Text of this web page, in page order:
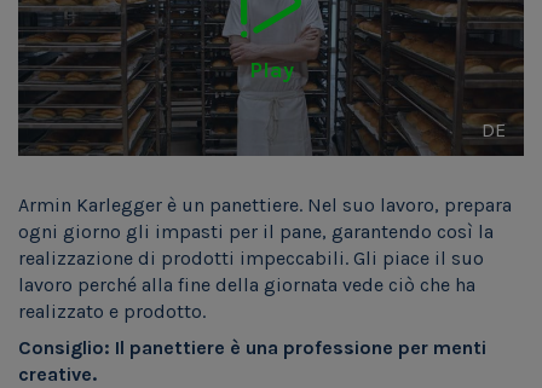
Play
DE
Armin Karlegger è un panettiere. Nel suo lavoro, prepara
ogni giorno gli impasti per il pane, garantendo così la
realizzazione di prodotti impeccabili. Gli piace il suo
lavoro perché alla fine della giornata vede ciò che ha
realizzato e prodotto.
Consiglio: Il panettiere è una professione per menti
creative.